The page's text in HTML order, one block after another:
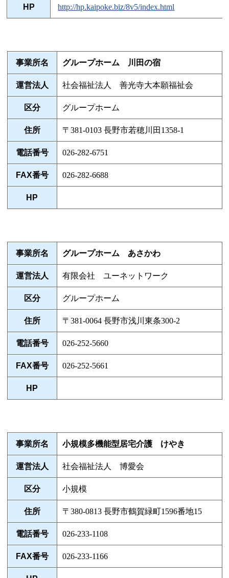
HP http://hp.kaipoke.biz/8v5/index.html
事業所名 グループホーム 川田の宿
運営法人 社会福祉法人 善光寺大本願福祉会
区分 グループホーム
住所 〒381-0103 長野市若穂川田1358-1
電話番号 026-282-6751
FAX番号 026-282-6688
HP
事業所名 グループホーム あさかわ
運営法人 有限会社 ユーネットワーク
区分 グループホーム
住所 〒381-0064 長野市浅川東条300-2
電話番号 026-252-5660
FAX番号 026-252-5661
HP
事業所名 小規模多機能型居宅介護 けやき
運営法人 社会福祉法人 博愛会
区分 小規模
住所 〒380-0813 長野市鶴賀緑町1596番地15
電話番号 026-233-1108
FAX番号 026-233-1166